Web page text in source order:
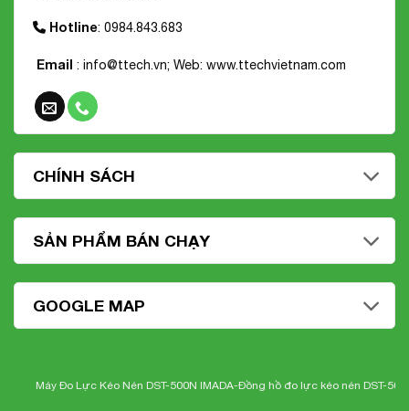
Hotline: 0984.843.683
Email : info@ttech.vn; Web: www.ttechvietnam.com
CHÍNH SÁCH
SẢN PHẨM BÁN CHẠY
GOOGLE MAP
Máy Đo Lực Kéo Nén DST-500N IMADA-Đồng hồ đo lực kéo nén DST-500N